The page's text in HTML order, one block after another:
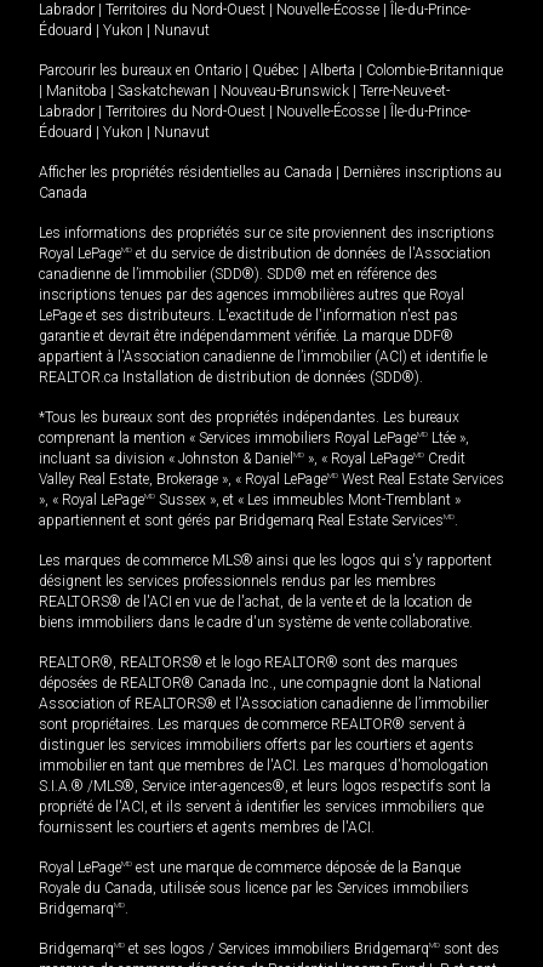
Labrador
Territoires du Nord-Ouest Nouvelle-Écosse
Île-du-Prince-
Édouard
Yukon Nunavut
Parcourir les bureaux en Ontario Québec Alberta
Colombie-Britannique
Manitoba Saskatchewan Nouveau-Brunswick
Terre-Neuve-et-
Labrador
Territoires du Nord-Ouest Nouvelle-Écosse
Île-du-Prince-
Édouard
Yukon Nunavut
Afficher les propriétés résidentielles au Canada
Dernières inscriptions au
Canada
Les informations des propriétés sur ce site proviennent des inscriptions
Royal LePageMD et du service de distribution de données de l'Association
canadienne de l’immobilier (SDD®). SDD® met en référence des
inscriptions tenues par des agences immobilières autres que Royal
LePage et ses distributeurs. L'exactitude de l'information n'est pas
garantie et devrait être indépendamment vérifiée. La marque DDF®
appartient à l'Association canadienne de l’immobilier (ACI) et identifie le
REALTOR.ca Installation de distribution de données (SDD®).
*Tous les bureaux sont des propriétés indépendantes. Les bureaux
comprenant la mention « Services immobiliers Royal LePageMD Ltée »,
incluant sa division « Johnston & Daniel MD », « Royal LePageMD Credit
Valley Real Estate, Brokerage », « Royal LePageMD West Real Estate Services
», « Royal LePageMD Sussex », et « Les immeubles Mont-Tremblant »
appartiennent et sont gérés par Bridgemarq Real Estate ServicesMD.
Les marques de commerce MLS® ainsi que les logos qui s'y rapportent
désignent les services professionnels rendus par les membres
REALTORS® de l'ACI en vue de l'achat, de la vente et de la location de
biens immobiliers dans le cadre d'un système de vente collaborative.
REALTOR®, REALTORS® et le logo REALTOR® sont des marques
déposées de REALTOR® Canada Inc., une compagnie dont la National
Association of REALTORS® et l'Association canadienne de l’immobilier
sont propriétaires. Les marques de commerce REALTOR® servent à
distinguer les services immobiliers offerts par les courtiers et agents
immobilier en tant que membres de l'ACI. Les marques d'homologation
S.I.A.® /MLS®, Service inter-agences®, et leurs logos respectifs sont la
propriété de l'ACI, et ils servent à identifier les services immobiliers que
fournissent les courtiers et agents membres de l'ACI.
Royal LePageMD est une marque de commerce déposée de la Banque
Royale du Canada, utilisée sous licence par les Services immobiliers
BridgemarqMD.
BridgemarqMD et ses logos / Services immobiliers BridgemarqMD sont des